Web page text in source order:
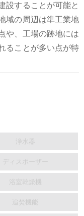
設することが可能と
域の周辺は準工業地
や、工場の跡地には
ることが多い点が特
浄水器
ディスポーザー
浴室乾燥機
追焚機能